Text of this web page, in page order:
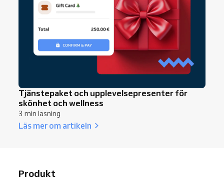
Tjänstepaket och upplevelsepresenter för
skönhet och wellness
3 min läsning
Läs mer om artikeln
Produkt